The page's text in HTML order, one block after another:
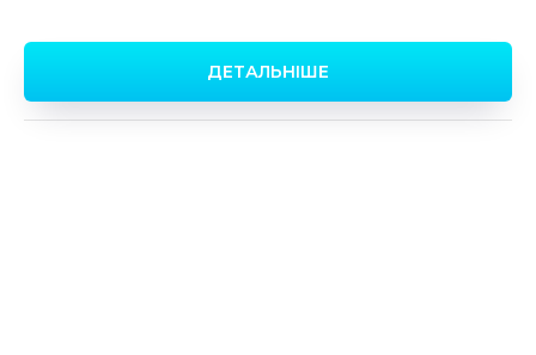
ДЕТАЛЬНІШЕ